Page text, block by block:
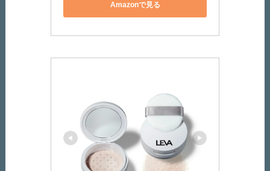
Amazonで見る